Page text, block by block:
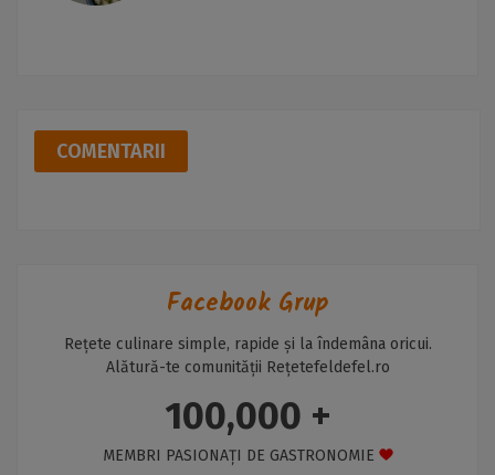
COMENTARII
Facebook Grup
Rețete culinare simple, rapide și la îndemâna oricui.
Alătură-te comunității Rețetefeldefel.ro
100,000 +
MEMBRI PASIONAȚI DE GASTRONOMIE